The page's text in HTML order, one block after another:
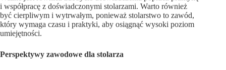
i współpracę z doświadczonymi stolarzami. Warto również
być cierpliwym i wytrwałym, ponieważ stolarstwo to zawód,
który wymaga czasu i praktyki, aby osiągnąć wysoki poziom
umiejętności.
Perspektywy zawodowe dla stolarza